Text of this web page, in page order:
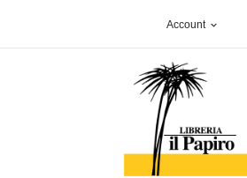
Account expand_more